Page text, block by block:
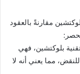
مقارنةً بالعقود
بلوكتشين، فهي
مما يعني أنه لا